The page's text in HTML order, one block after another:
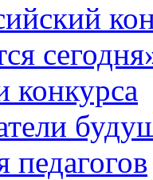
конкурса
педагогов